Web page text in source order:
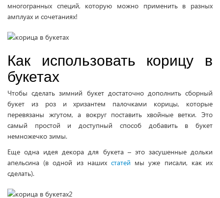
многогранных специй, которую можно применить в разных
амплуах и сочетаниях!
Как использовать корицу в
букетах
Чтобы сделать зимний букет достаточно дополнить сборный
букет из роз и хризантем палочками корицы, которые
перевязаны жгутом, а вокруг поставить хвойные ветки. Это
самый простой и доступный способ добавить в букет
немножечко зимы.
Еще одна идея декора для букета – это засушенные дольки
апельсина (в одной из наших статей мы уже писали, как их
сделать).